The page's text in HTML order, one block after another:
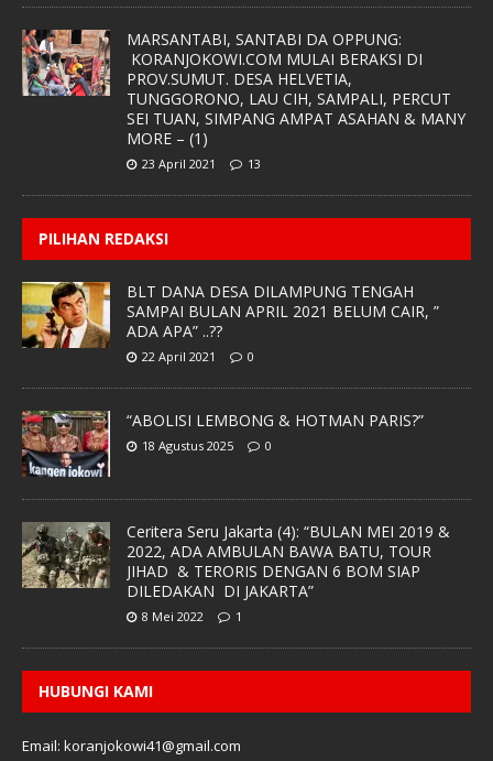
MARSANTABI, SANTABI DA OPPUNG:
KORANJOKOWI.COM MULAI BERAKSI DI
PROV.SUMUT. DESA HELVETIA,
TUNGGORONO, LAU CIH, SAMPALI, PERCUT
SEI TUAN, SIMPANG AMPAT ASAHAN & MANY
MORE – (1)
23 April 2021 13
PILIHAN REDAKSI
BLT DANA DESA DILAMPUNG TENGAH
SAMPAI BULAN APRIL 2021 BELUM CAIR, ”
ADA APA” ..??
22 April 2021 0
“ABOLISI LEMBONG & HOTMAN PARIS?”
18 Agustus 2025 0
Ceritera Seru Jakarta (4): “BULAN MEI 2019 &
2022, ADA AMBULAN BAWA BATU, TOUR
JIHAD & TERORIS DENGAN 6 BOM SIAP
DILEDAKAN DI JAKARTA”
8 Mei 2022 1
HUBUNGI KAMI
Email: koranjokowi41@gmail.com